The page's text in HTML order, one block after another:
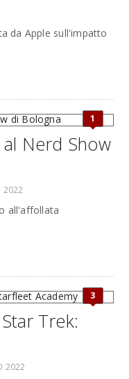
da Apple sull'impatto
1
Nerd Show
2022
all'affollata
3
Trek:
2022